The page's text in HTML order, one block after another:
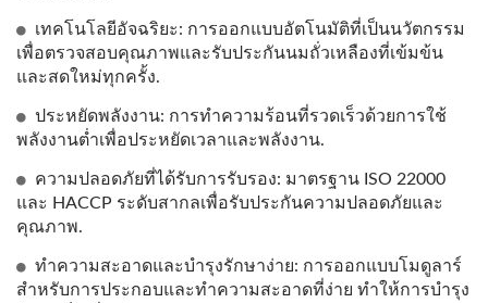
เทคโนโลยีอัจฉริยะ: การออกแบบอัตโนมัติที่เป็นนวัตกรรม
เพื่อตรวจสอบคุณภาพและรับประกันนมถั่วเหลืองที่เข้มข้น
และสดใหม่ทุกครั้ง.
ประหยัดพลังงาน: การทำความร้อนที่รวดเร็วด้วยการใช้
พลังงานต่ำเพื่อประหยัดเวลาและพลังงาน.
ความปลอดภัยที่ได้รับการรับรอง: มาตรฐาน ISO 22000
และ HACCP ระดับสากลเพื่อรับประกันความปลอดภัยและ
คุณภาพ.
ทำความสะอาดและบำรุงรักษาง่าย: การออกแบบโมดูลาร์
สำหรับการประกอบและทำความสะอาดที่ง่าย ทำให้การบำรุง